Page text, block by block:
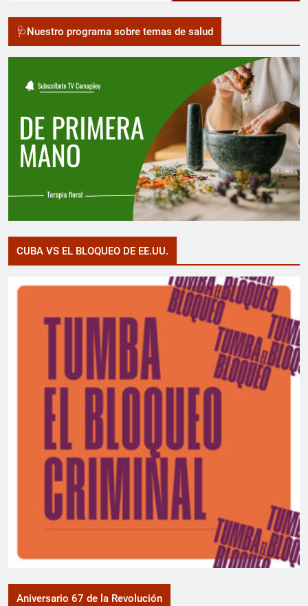
🩺Nuestro programa sobre temas de salud
CUBA VS EL BLOQUEO DE EE.UU.
Aniversario 67 de la Revolución